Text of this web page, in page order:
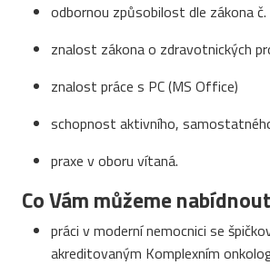
odbornou způsobilost dle zákona
znalost zákona o zdravotnických
znalost práce s PC (MS Office)
schopnost aktivního,
praxe v oboru vítaná.
Co Vám můžeme
práci v moderní nemocnici se
akreditovaným Komplexním